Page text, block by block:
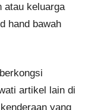
atau keluarga
hand bawah
artikel lain di
yang